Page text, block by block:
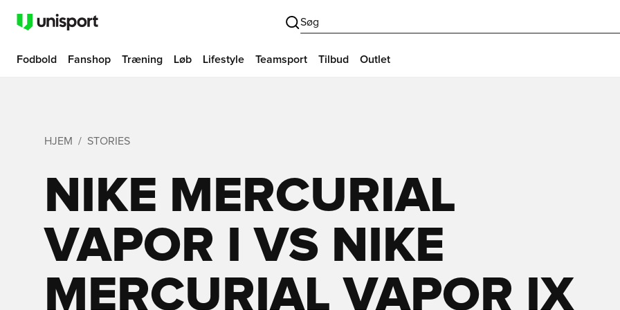
Søg
Fodbold Fanshop Træning Løb Lifestyle Teamsport Tilbud Outlet
HJEM STORIES
NIKE MERCURIAL
VAPOR I VS NIKE
MERCURIAL VAPOR IX